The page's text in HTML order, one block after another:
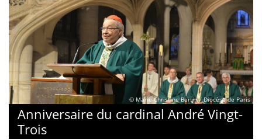
© Marie-Christine Bertin / Diocèse de Paris
Anniversaire du cardinal André Vingt-
Trois